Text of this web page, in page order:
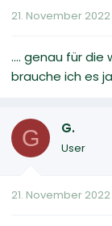
21. November 2022
.... genau für die
brauche ich es ja
G G.
User
21. November 2022